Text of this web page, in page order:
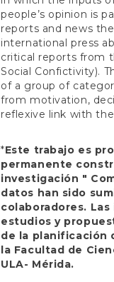
people’s opinion is
reports and news
international press
critical reports from
Social Confictivity).
of a group of
from motivation,
reflexive link with
*Este trabajo es
permanente
investigación "
datos han sido
colaboradores.
estudios y
de la planificación
la Facultad de
ULA- Mérida.